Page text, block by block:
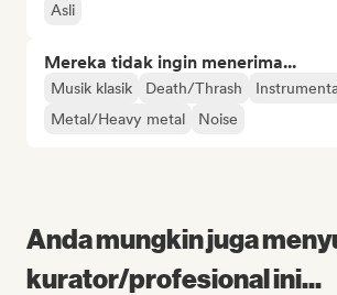
Asli
Mereka tidak ingin menerima...
Musik klasik Death/Thrash
Metal/Heavy metal
Noise
Anda mungkin juga
kurator/profesional ini...